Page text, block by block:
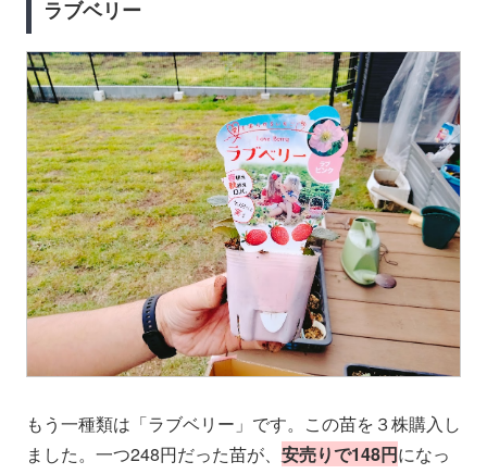
ラブベリー
もう一種類は「ラブベリー」です。この苗を３株購入し
ました。一つ248円だった苗が、 安売りで148円になっ